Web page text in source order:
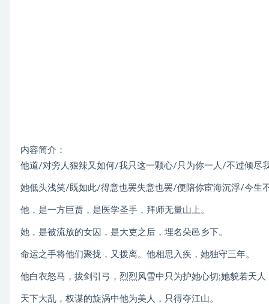
内容简介：
他道/对旁人狠辣又如何/我只这一颗心/只为你一人/不过倾尽
她低头浅笑/既如此/得意也罢失意也罢/便陪你宦海沉浮/今生
他，是一方巨贾，是医学圣手，拜师无量山上。
她，是被流放的女囚，是大吏之后，埋名朵邑乡下。
命运之手将他们聚拢，又拨离。他相思入疾，她独守三年。
他白衣怒马，拔剑引弓，烈烈风雪中只为护她心切;她貌若天
天下大乱，权谋的旋涡中他为美人，只得夺江山。